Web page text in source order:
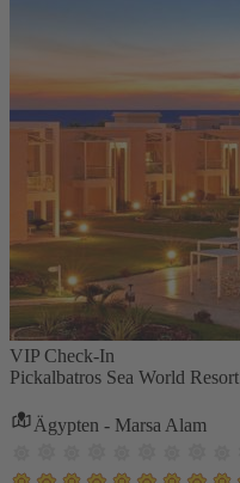
VIP Check-In
Pickalbatros Sea World Resort
Ägypten - Marsa Alam